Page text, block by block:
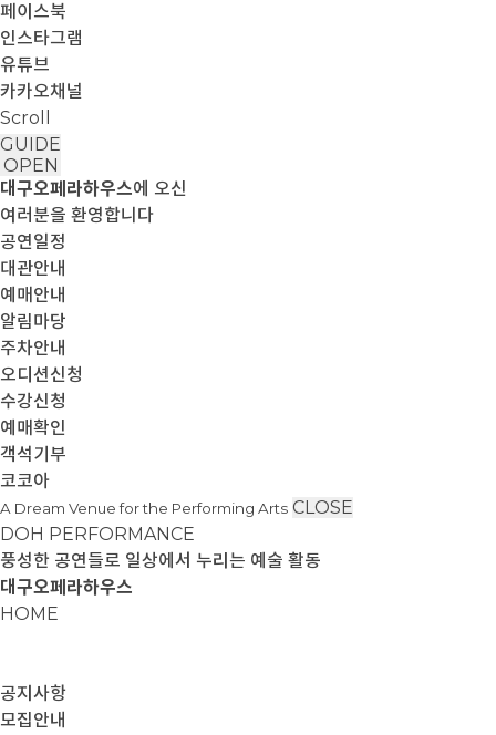
페이스북
인스타그램
유튜브
카카오채널
Scroll
GUIDE
OPEN
대구오페라하우스에 오신
여러분을 환영합니다
공연일정
대관안내
예매안내
알림마당
주차안내
오디션신청
수강신청
예매확인
객석기부
코코아
A Dream Venue for the Performing Arts CLOSE
DOH PERFORMANCE
풍성한 공연들로 일상에서 누리는 예술 활동
대구오페라하우스
HOME
공지사항
모집안내